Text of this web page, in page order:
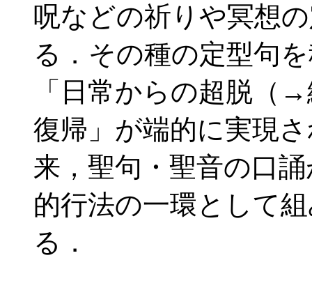
呪などの祈りや冥想
る．その種の定型句
「日常からの超脱（
復帰」が端的に実現
来，聖句・聖音の口
的行法の一環として
る．